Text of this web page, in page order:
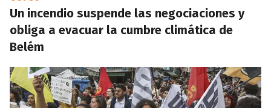
Un incendio suspende las negociaciones y
obliga a evacuar la cumbre climática de
Belém